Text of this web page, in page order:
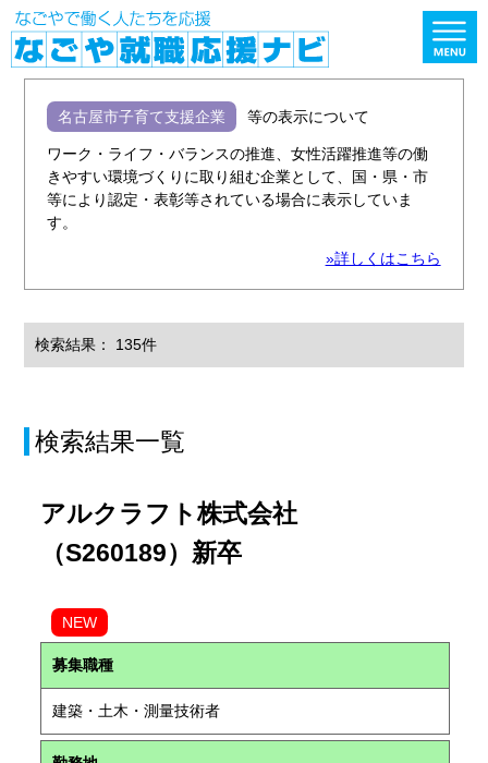
名古屋市子育て支援企業 等の表示について
ワーク・ライフ・バランスの推進、女性活躍推進等の働
きやすい環境づくりに取り組む企業として、国・県・市
等により認定・表彰等されている場合に表示していま
す。
»詳しくはこちら
検索結果： 135件
検索結果一覧
アルクラフト株式会社
（S260189）新卒
NEW
募集職種
建築・土木・測量技術者